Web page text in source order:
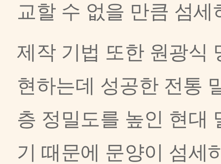
교할 수 없을 만큼 섬
제작 기법 또한 원광식
현하는데 성공한 전통
층 정밀도를 높인 현대
기 때문에 문양이 섬세